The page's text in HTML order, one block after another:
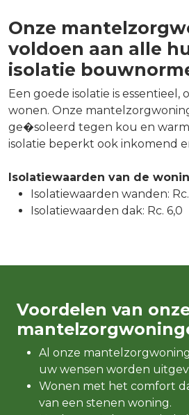
Onze
voldoen aan alle
isolatie
Een goede isolatie is
wonen. Onze
ge�soleerd tegen kou en
isolatie beperkt ook inkomend
Isolatiewaarden van de
Isolatiewaarden wanden: Rc.
Isolatiewaarden dak: Rc. 6,0
Voordelen van
Al onze
uw wensen worden
Wonen met het comfort
van een stenen woning.